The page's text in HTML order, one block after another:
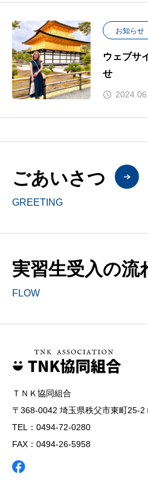
お知らせ
ウェブサ
せ
ごあいさつ
GREETING
実習生受入の流
FLOW
ＴＮＫ協同組合
〒368-0042 埼玉県秩父市東町25-2
TEL：0494-72-0280
FAX：0494-26-5958